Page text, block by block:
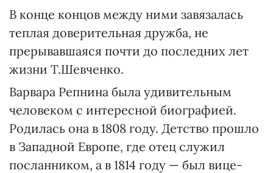
В конце концов между ними завязалась
теплая доверительная дружба, не
прерывавшаяся почти до последних лет
жизни Т.Шевченко.
Варвара Репнина была удивительным
человеком с интересной биографией.
Родилась она в 1808 году. Детство прошло
в Западной Европе, где отец служил
посланником, а в 1814 году — был вице-